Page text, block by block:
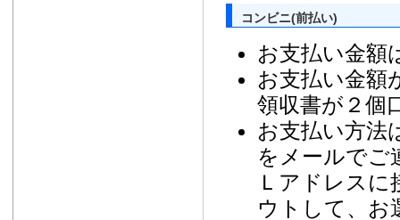
コンビニ(前払い)
お支払い金額
お支払い金額
領収書が２個
お支払い方法
をメールでご
Ｌアドレス
ウトして、お